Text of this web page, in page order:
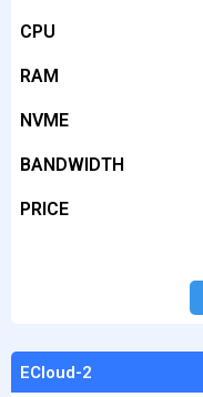
CPU
RAM
NVME
BANDWIDTH
PRICE
CPU
RAM
NVME
BANDWIDTH
PRICE
ECloud-2